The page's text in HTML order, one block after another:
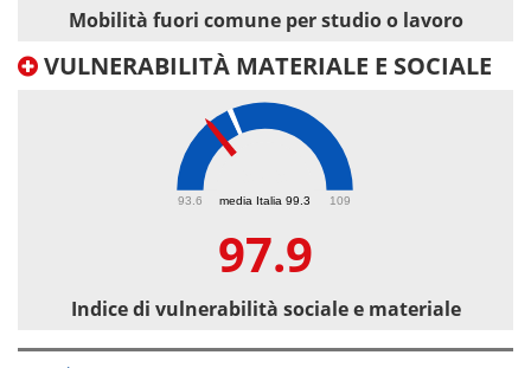
Mobilità fuori comune per studio o lavoro
VULNERABILITÀ MATERIALE E SOCIALE
media Italia 99.3
93.6 109
97.9
Indice di vulnerabilità sociale e materiale